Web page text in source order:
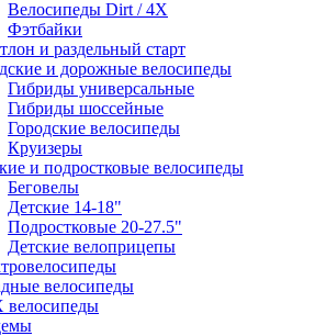
Велосипеды Dirt / 4X
Фэтбайки
и раздельный старт
и дорожные велосипеды
Гибриды универсальные
Гибриды шоссейные
Городские велосипеды
Круизеры
и подростковые велосипеды
Беговелы
Детские 14-18"
Подростковые 20-27.5"
Детские велоприцепы
велосипеды
велосипеды